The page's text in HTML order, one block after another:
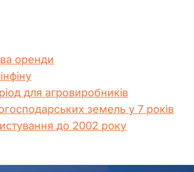
оренди
для агровиробників
земель у 7 років
до 2002 року